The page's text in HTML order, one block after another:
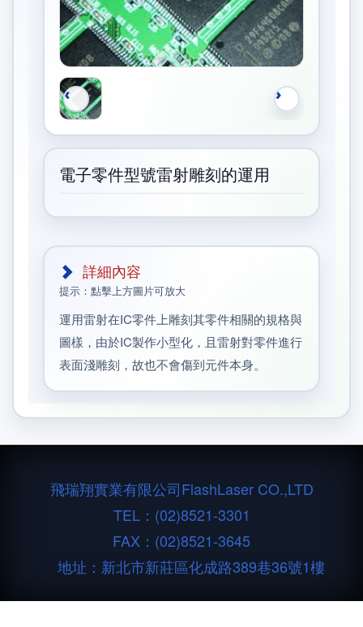
電子零件型號雷射雕刻的運用
詳細內容
提示：點擊上方圖片可放大
運用雷射在IC零件上雕刻其零件相關的規格與
圖樣，由於IC製作小型化，且雷射對零件進行
表面淺雕刻，故也不會傷到元件本身。
飛瑞翔實業有限公司FlashLaser CO.,LTD
TEL： (02)8521-3301
FAX：(02)8521-3645
地址：新北市新莊區化成路389巷36號1樓